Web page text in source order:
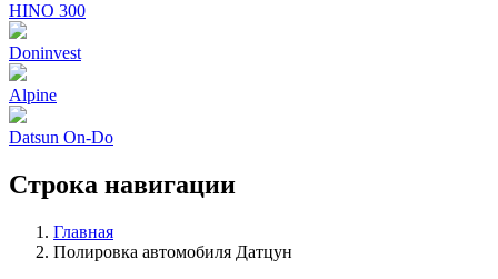
HINO 300
Doninvest
Alpine
Datsun On-Do
Строка навигации
Главная
Полировка автомобиля Датцун